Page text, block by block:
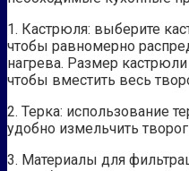
1. Кастрюля: выберите
чтобы равномерно
нагрева. Размер
чтобы вместить весь
2. Терка: использование
удобно измельчить
3. Материалы для